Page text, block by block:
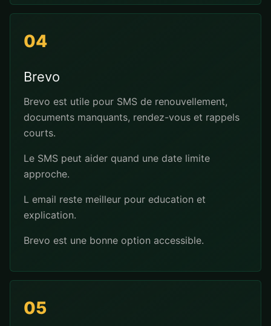
04
Brevo
Brevo est utile pour SMS de renouvellement,
documents manquants, rendez-vous et rappels
courts.
Le SMS peut aider quand une date limite
approche.
L email reste meilleur pour education et
explication.
Brevo est une bonne option accessible.
05